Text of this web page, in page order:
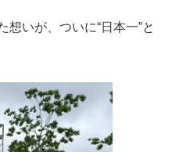
いが、ついに“日本一”と